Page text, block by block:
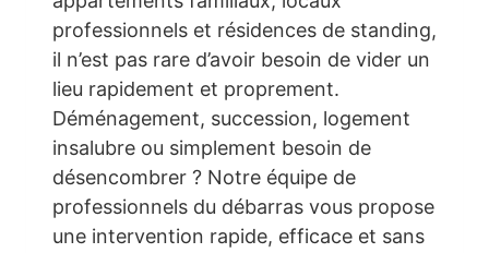
professionnels et résidences de standing,
il n’est pas rare d’avoir besoin de vider un
lieu rapidement et proprement.
Déménagement, succession, logement
insalubre ou simplement besoin de
désencombrer ? Notre équipe de
professionnels du débarras vous propose
une intervention rapide, efficace et sans